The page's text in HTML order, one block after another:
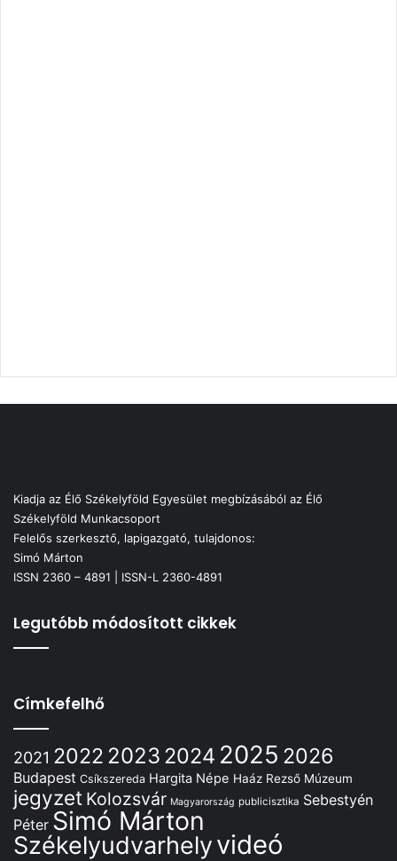
Kiadja az Élő Székelyföld Egyesület megbízásából az Élő
Székelyföld Munkacsoport
Felelős szerkesztő, lapigazgató, tulajdonos:
Simó Márton
ISSN 2360 – 4891 | ISSN-L 2360-4891
Legutóbb módosított cikkek
Címkefelhő
2021 2022 2023 2024 2025 2026
Budapest Csíkszereda Hargita Népe Haáz Rezső Múzeum
jegyzet Kolozsvár Magyarország publicisztika Sebestyén
Péter Simó Márton
Székelyudvarhelyvideó